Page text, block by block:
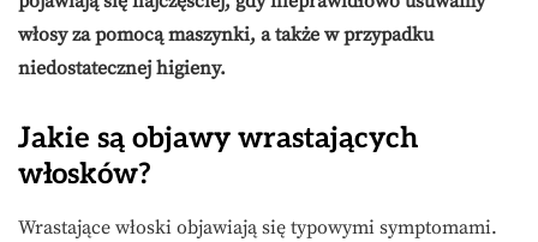
włosy za pomocą maszynki, a także w przypadku
niedostatecznej higieny.
Jakie są objawy wrastających
włosków?
Wrastające włoski objawiają się typowymi symptomami.